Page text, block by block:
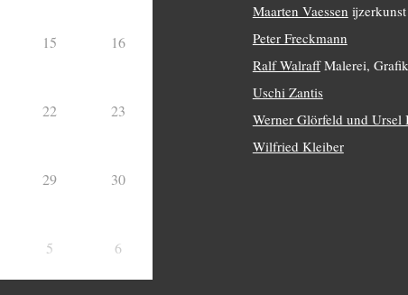
15 16
22 23
29 30
5 6
Maarten Vaessen ijzerkunst
Peter Freckmann
Ralf WalraffMalerei,
Uschi Zantis
Werner Glörfeld und Ursel
Wilfried Kleiber